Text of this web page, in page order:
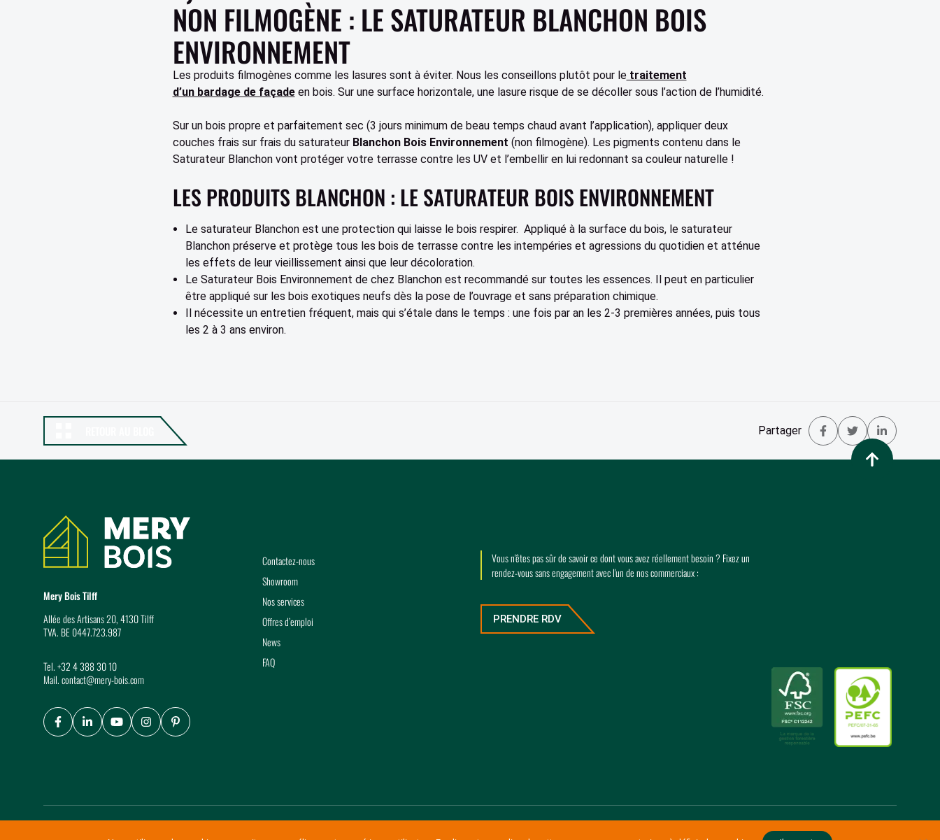
NON FILMOGÈNE : LE SATURATEUR BLANCHON BOIS
ENVIRONNEMENT
Les produits filmogènes comme les lasures sont à éviter. Nous les conseillons plutôt pour letraitement
d’un bardage de façadeen bois. Sur une surface horizontale, une lasure risque de se décoller sous l’action de l’humidité.
Sur un bois propre et parfaitement sec (3 jours minimum de beau temps chaud avant l’application), appliquer deux
couches frais sur frais du saturateur Blanchon Bois Environnement (non filmogène). Les pigments contenu dans le
Saturateur Blanchon vont protéger votre terrasse contre les UV et l’embellir en lui redonnant sa couleur naturelle !
LES PRODUITS BLANCHON : LE SATURATEUR BOIS ENVIRONNEMENT
Le saturateur Blanchon est une protection qui laisse le bois respirer. Appliqué à la surface du bois, le saturateur
Blanchon préserve et protège tous les bois de terrasse contre les intempéries et agressions du quotidien et atténue
les effets de leur vieillissement ainsi que leur décoloration.
Le Saturateur Bois Environnement de chez Blanchon est recommandé sur toutes les essences. Il peut en particulier
être appliqué sur les bois exotiques neufs dès la pose de l’ouvrage et sans préparation chimique.
Il nécessite un entretien fréquent, mais qui s’étale dans le temps : une fois par an les 2-3 premières années, puis tous
les 2 à 3 ans environ.
Partager
Partager
Tweet
Coordonnées
Mery Bois Tilff
Allée des Artisans 20, 4130 Tilff
TVA. BE 0447.723.987
Tel.+32 4 388 30 10
Mail.contact@mery-bois.com
Facebook
LinkedIn
YoutubeInstagram
Pinterest
Contactez-nous
Showroom
Nos services
Offres d’emploi
News
FAQ
Vous n'êtes pas sûr de savoir ce dont vous avez réellement besoin ? Fixez un
rendez-vous sans engagement avec l'un de nos commerciaux :
PRENDRE RDV
Made with love by
Retour en haut de